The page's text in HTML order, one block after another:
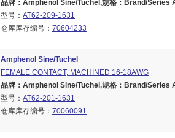
品牌：Amphenol Sine/Tuchel,规格：Brand/Series
型号： AT62-209-1631
仓库库存编号： 70604233
Amphenol Sine/Tuchel
FEMALE CONTACT, MACHINED 16-18AWG
品牌：Amphenol Sine/Tuchel,规格：Brand/Series
型号： AT62-201-1631
仓库库存编号： 70060091